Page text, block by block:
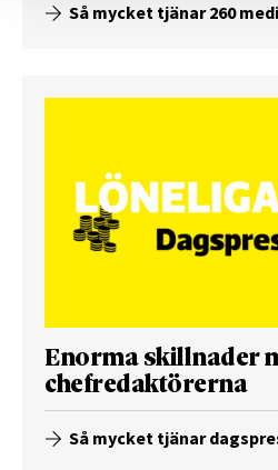
Så mycket tjänar 260
Enorma skillnader
chefredaktörerna
Så mycket tjänar